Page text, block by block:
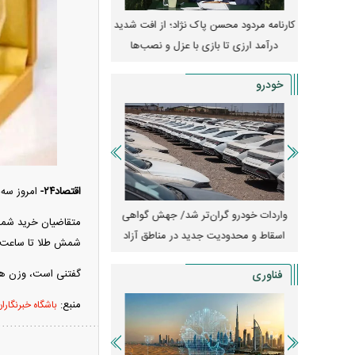
اقتصاد۲۴-
امروز سه‌شنبه ۲۰ خردادماه یکصد و پانزدهمین جلسه
شمش طلا تا ساعت ۲۴ روز دوشنبه ۱۹ خردادماه، در این حراج شرکت کنند.
‌گفتنی است، وزن هر قطعه شمش
منبع: باشگاه
کارنامه مردود محسن پاک‌ نژاد؛ از افت شدید
درآمد ارزی تا بازی با عزل و نصب‌ها
۱۴۰۵
خودرو
واردات خودرو گران‌تر شد/ جهش گواهی
اسقاط و محدودیت جدید در مناطق آزاد
جدید در بازار
فناوری